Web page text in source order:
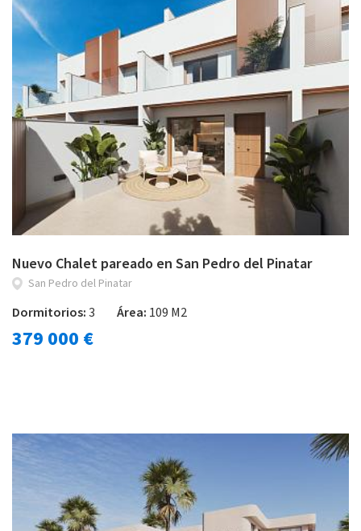
Nuevo Chalet pareado en San Pedro del Pinatar
San Pedro del Pinatar
Dormitorios:3 Área: 109 M2
379 000 €